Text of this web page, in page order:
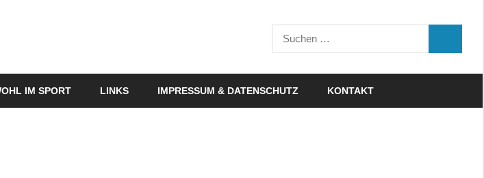
Suchen
nach:
IM SPORT LINKS IMPRESSUM & DATENSCHUTZ KONTAKT